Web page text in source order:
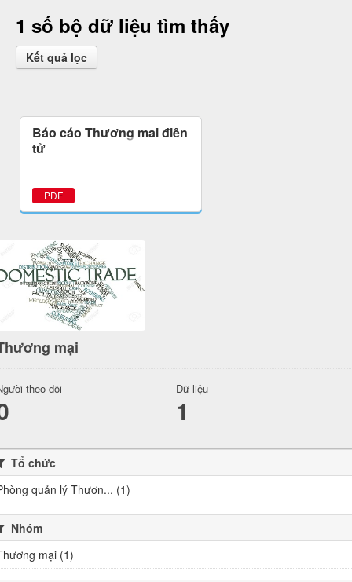
1 số bộ dữ liệu tìm thấy
Kết quả lọc
Báo cáo Thương mại điện
tử
PDF
mại
theo dõi Dữ liệu
1
Tổ chức
quản lý Thươn... (1)
Nhóm
mại (1)